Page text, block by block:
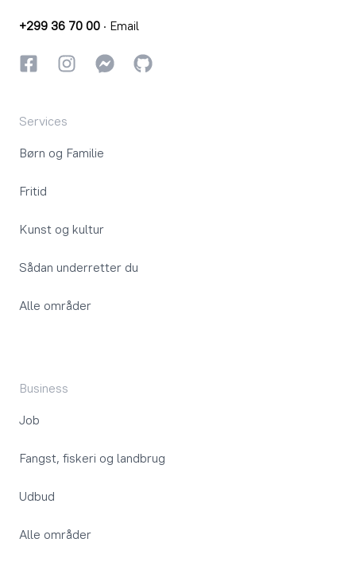
+299 36 70 00 · Email
FacebookInstagramInstagram
GitHub
Services
Børn og Familie
Fritid
Kunst og kultur
Sådan underretter du
Alle områder
Business
Job
Fangst, fiskeri og landbrug
Udbud
Alle områder